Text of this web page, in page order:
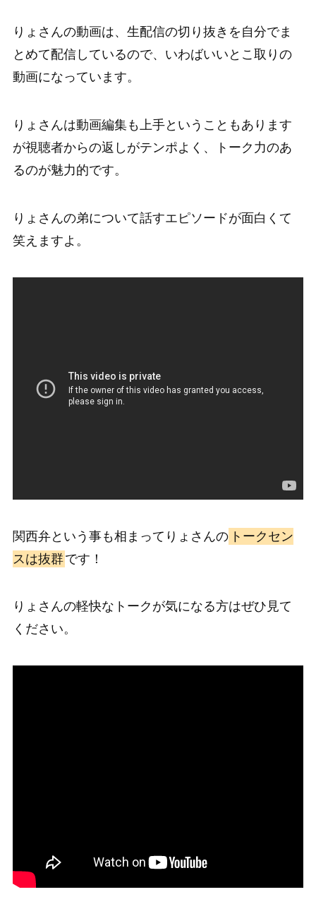
りょさんの動画は、生配信の切り抜きを自分でま
とめて配信しているので、いわばいいとこ取りの
動画になっています。
りょさんは動画編集も上手ということもあります
が視聴者からの返しがテンポよく、トーク力のあ
るのが魅力的です。
りょさんの弟について話すエピソードが面白くて
笑えますよ。
関西弁という事も相まってりょさんの トークセン
スは抜群です！
りょさんの軽快なトークが気になる方はぜひ見て
ください。